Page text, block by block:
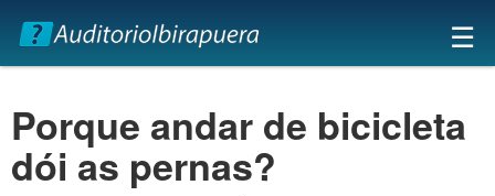
×
☰
Porque andar de bicicleta
dói as pernas?